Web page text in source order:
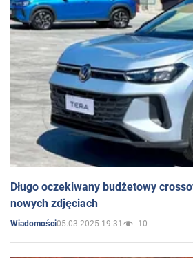
Długo oczekiwany budżetowy
nowych zdjęciach
Wiadomości05.03.2025 19:31 10